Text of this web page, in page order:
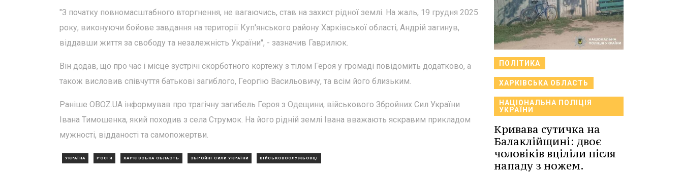
"З початку повномасштабного вторгнення, не вагаючись, став на захист рідної землі. На жаль, 19 грудня 2025
року, виконуючи бойове завдання на території Куп'янського району Харківської області, Андрій загинув,
віддавши життя за свободу та незалежність України", - зазначив Гаврилюк.
Він додав, що про час і місце зустрічі скорботного кортежу з тілом Героя у громаді повідомить додатково, а
також висловив співчуття батькові загиблого, Георгію Васильовичу, та всім його близьким.
Раніше OBOZ.UA інформував про трагічну загибель Героя з Одещини, військового Збройних Сил України
Івана Тимошенка, який походив з села Струмок. На його рідній землі Івана вважають яскравим прикладом
мужності, відданості та самопожертви.
УКРАЇНА РОСІЯ ХАРКІВСЬКА ОБЛАСТЬ ЗБРОЙНІ СИЛИ УКРАЇНИ ВІЙСЬКОВОСЛУЖБОВЦІ
ПОЛІТИКА
ХАРКІВСЬКА ОБЛАСТЬ
НАЦІОНАЛЬНА ПОЛІЦІЯ
УКРАЇНИ
Кривава сутичка на
Балаклійщині: двоє
чоловіків вціліли після
нападу з ножем.